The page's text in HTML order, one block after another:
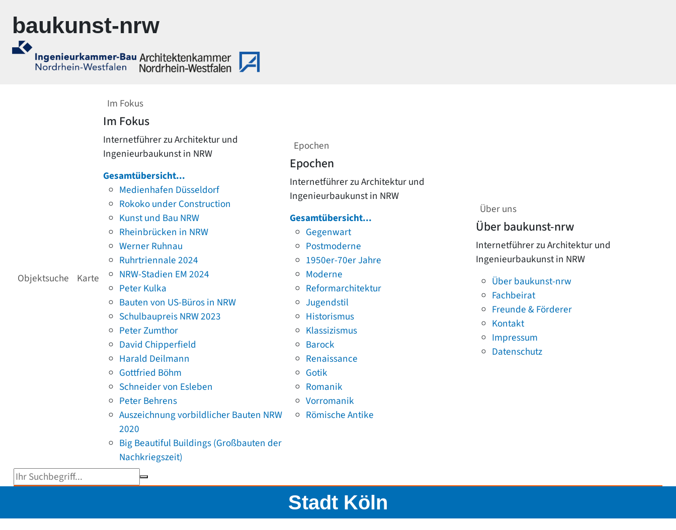
baukunst-nrw
Objektsuche Karte
Im Fokus
Im Fokus
Internetführer zu Architektur und
Ingenieurbaukunst in NRW
Gesamtübersicht...
Medienhafen Düsseldorf
Rokoko under Construction
Kunst und Bau NRW
Rheinbrücken in NRW
Werner Ruhnau
Ruhrtriennale 2024
NRW-Stadien EM 2024
Peter Kulka
Bauten von US-Büros in NRW
Schulbaupreis NRW 2023
Peter Zumthor
David Chipperfield
Harald Deilmann
Gottfried Böhm
Schneider von Esleben
Peter Behrens
Auszeichnung vorbildlicher Bauten NRW
2020
Big Beautiful Buildings (Großbauten der
Nachkriegszeit)
Epochen
Epochen
Internetführer zu Architektur und
Ingenieurbaukunst in NRW
Gesamtübersicht...
Gegenwart
Postmoderne
1950er-70er Jahre
Moderne
Reformarchitektur
Jugendstil
Historismus
Klassizismus
Barock
Renaissance
Gotik
Romanik
Vorromanik
Römische Antike
Über uns
Über baukunst-nrw
Internetführer zu Architektur und
Ingenieurbaukunst in NRW
Über baukunst-nrw
Fachbeirat
Freunde & Förderer
Kontakt
Impressum
Datenschutz
Suchbegriff eingeben
Stadt Köln